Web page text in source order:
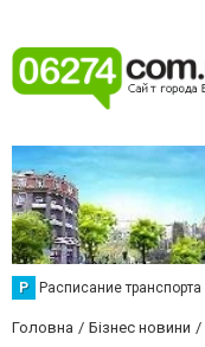
Р Расписание транспорта
Головна Бізнес новини